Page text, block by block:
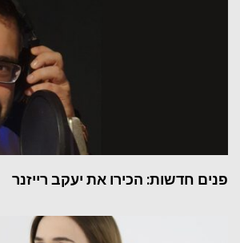
פנים חדשות: הכירו את יעקב רייזנר